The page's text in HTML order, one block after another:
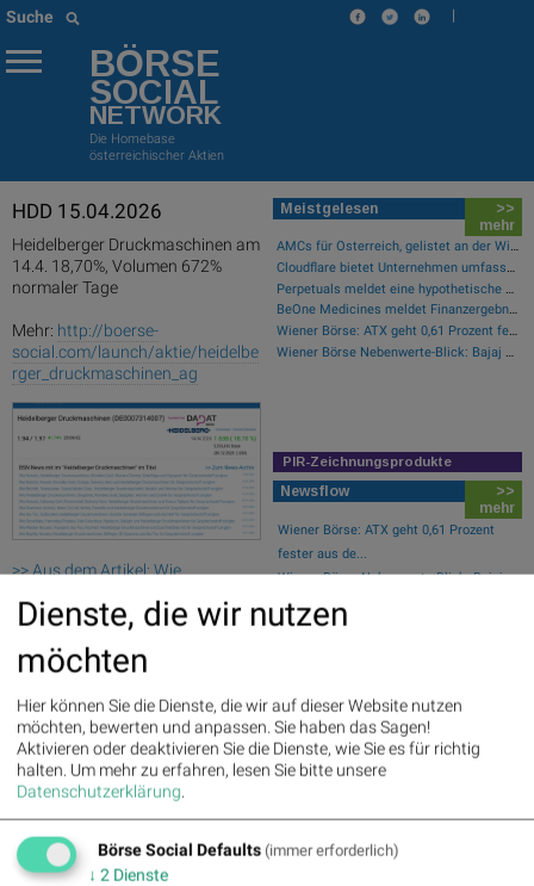
Suche |
BÖRSE
SOCIAL
NETWORK
Die Homebase
österreichischer Aktien
HDD 15.04.2026
Heidelberger Druckmaschinen am
14.4. 18,70%, Volumen 672%
normaler Tage
Mehr: http://boerse-
social.com/launch/aktie/heidelbe
rger_druckmaschinen_ag
>> Aus dem Artikel: Wie
Noratis, Snapchat, Stratec
Biomedical, Transocean und
Wells Fargo für Gesprächsstoff
sorgten
Deutsche Telekom : 5.63%»
Details
Henkel : 3.89%» Details
Zalando : 2.86%» Details
Fresenius Medical Care : 2.12%
» Details
Fresenius : 1.71%» Details
Hochtief : -0.71%» Details
Meistgelesen
>>
mehr
AMCs für Österreich, gelistet an der Wiener Börse
Cloudflare bietet Unternehmen umfassende Transparenz zur Überprüfung und Analyse des KI-Einsatzes
Perpetuals meldet eine hypothetische Rendite von 380 % im Backtest der KI-Engine, die die risikofreie Handelsplattform „UpsideOnly“ antreibt
BeOne Medicines meldet Finanzergebnisse für das zweite Quartal 2026 und informiert über aktuelle Geschäftsentwicklungen
Wiener Börse: ATX geht 0,61 Prozent fester aus der Donnerstag-Sitzung
Wiener Börse Nebenwerte-Blick: Bajaj Mobility steigt bei hohen Umsätzen mehr als 10 Prozent
PIR-Zeichnungsprodukte
Newsflow
>>
mehr
Wiener Börse: ATX geht 0,61 Prozent
fester aus de...
Wiener Börse Nebenwerte-Blick: Bajaj
Mobility ste...
Zehn Vokabeln für ein Börsen-Debüt: Wie
Biotech, Kapsch ...
Wie VIG, AT&S, Lenzing, CA Immo,
Wienerberger und...
Analysten zu Kontron: "Solides
Dienste, die wir nutzen
möchten
Hier können Sie die Dienste, die wir auf dieser Website nutzen
möchten, bewerten und anpassen. Sie haben das Sagen!
Aktivieren oder deaktivieren Sie die Dienste, wie Sie es für richtig
halten. Um mehr zu erfahren, lesen Sie bitte unsere
Datenschutzerklärung.
Börse Social Defaults (immer erforderlich)
↓ 2 Dienste